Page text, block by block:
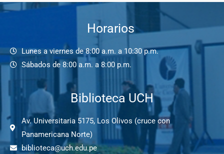
Horarios
Lunes a viernes de 8:00 a.m. a 10:30 p.m.
Sábados de 8:00 a.m. a 8:00 p.m.
Biblioteca UCH
Av. Universitaria 5175, Los Olivos (cruce con
Panamericana Norte)
biblioteca@uch.edu.pe